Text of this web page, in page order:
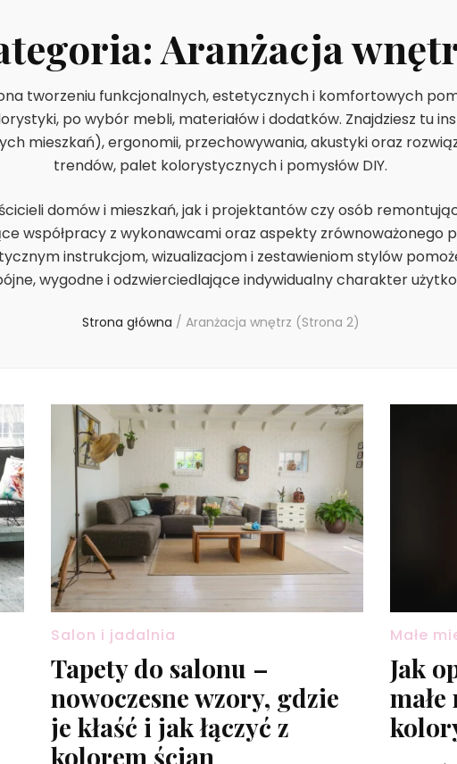
Aranżacja
tworzeniu funkcjonalnych, estetycznych i komfortowych
po wybór mebli, materiałów i dodatków. Znajdziesz tu
mieszkań), ergonomii, przechowywania, akustyki oraz
trendów, palet kolorystycznych i pomysłów DIY.
domów i mieszkań, jak i projektantów czy osób
współpracy z wykonawcami oraz aspekty zrównoważonego
instrukcjom, wizualizacjom i zestawieniom stylów
wygodne i odzwierciedlające indywidualny charakter
Strona główna / Aranżacja wnętrz (Strona 2)
Salon i jadalnia
Tapety do salonu –
nowoczesne wzory, gdzie
je kłaść i jak łączyć z
kolorem ścian
Małe
Jak